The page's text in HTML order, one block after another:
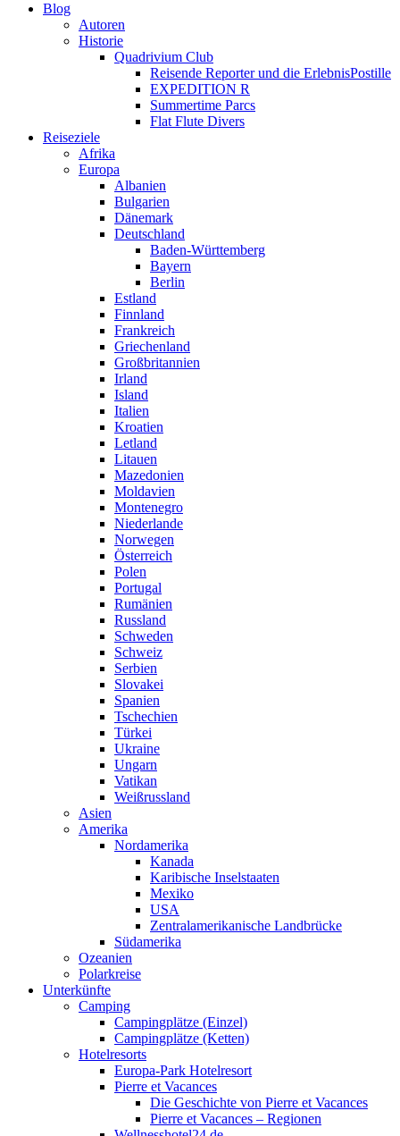
Blog
Autoren
Historie
Quadrivium Club
Reisende Reporter und die ErlebnisPostille
EXPEDITION R
Summertime Parcs
Flat Flute Divers
Reiseziele
Afrika
Europa
Albanien
Bulgarien
Dänemark
Deutschland
Baden-Württemberg
Bayern
Berlin
Estland
Finnland
Frankreich
Griechenland
Großbritannien
Irland
Island
Italien
Kroatien
Letland
Litauen
Mazedonien
Moldavien
Montenegro
Niederlande
Norwegen
Österreich
Polen
Portugal
Rumänien
Russland
Schweden
Schweiz
Serbien
Slovakei
Spanien
Tschechien
Türkei
Ukraine
Ungarn
Vatikan
Weißrussland
Asien
Amerika
Nordamerika
Kanada
Karibische Inselstaaten
Mexiko
USA
Zentralamerikanische Landbrücke
Südamerika
Ozeanien
Polarkreise
Unterkünfte
Camping
Campingplätze (Einzel)
Campingplätze (Ketten)
Hotelresorts
Europa-Park Hotelresort
Pierre et Vacances
Die Geschichte von Pierre et Vacances
Pierre et Vacances – Regionen